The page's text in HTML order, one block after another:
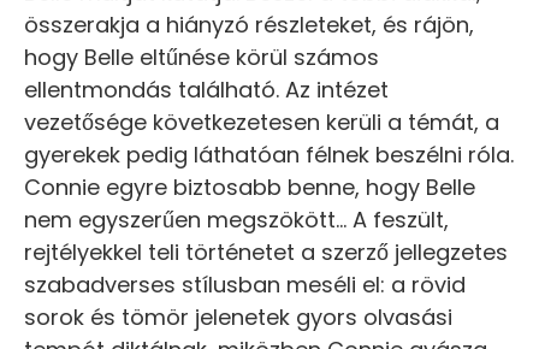
összerakja a hiányzó részleteket, és rájön,
hogy Belle eltűnése körül számos
ellentmondás található. Az intézet
vezetősége következetesen kerüli a témát, a
gyerekek pedig láthatóan félnek beszélni róla.
Connie egyre biztosabb benne, hogy Belle
nem egyszerűen megszökött... A feszült,
rejtélyekkel teli történetet a szerző jellegzetes
szabadverses stílusban meséli el: a rövid
sorok és tömör jelenetek gyors olvasási